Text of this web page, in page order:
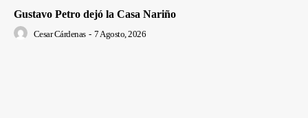
Gustavo Petro dejó la Casa Nariño
Cesar Cárdenas - 7 Agosto, 2026